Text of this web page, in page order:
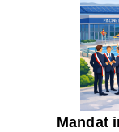
Mandat